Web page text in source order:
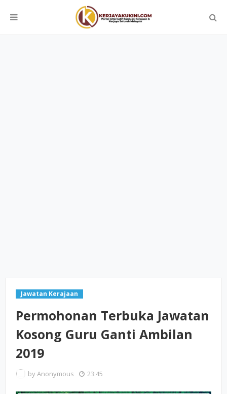
Jawatan Kerajaan
Permohonan Terbuka Jawatan
Kosong Guru Ganti Ambilan
2019
byAnonymous 23:45